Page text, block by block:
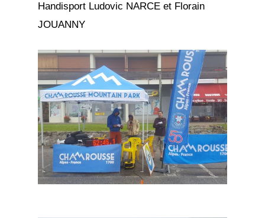
Handisport Ludovic NARCE et Florain
JOUANNY